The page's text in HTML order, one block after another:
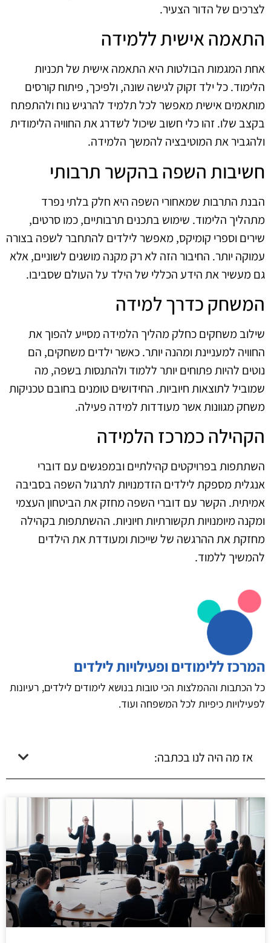
לצרכים של הדור הצעיר.
התאמה אישית ללמידה
אחת המגמות הבולטות היא התאמה אישית של תכניות
הלימוד. כל ילד זקוק לגישה שונה, ולפיכך, פיתוח קורסים
מותאמים אישית מאפשר לכל תלמיד להרגיש נוח ולהתפתח
בקצב שלו. זהו כלי חשוב שיכול לשדרג את החוויה הלימודית
ולהגביר את המוטיבציה להמשך הלמידה.
חשיבות השפה בהקשר תרבותי
הבנת התרבות שמאחורי השפה היא חלק בלתי נפרד
מתהליך הלימוד. שימוש בתכנים תרבותיים, כמו סרטים,
שירים וספרי קומיקס, מאפשר לילדים להתחבר לשפה בצורה
עמוקה יותר. החיבור הזה לא רק מקנה מושגים לשוניים, אלא
גם מעשיר את הידע הכללי של הילד על העולם שסביבו.
המשחק כדרך למידה
שילוב משחקים כחלק מהליך הלמידה מסייע להפוך את
החוויה למעניינת ומהנה יותר. כאשר ילדים משחקים, הם
נוטים להיות פתוחים יותר ללמוד ולהתנסות בשפה, מה
שמוביל לתוצאות חיוביות. החידושים טומנים בחובם טכניקות
משחק מגוונות אשר מעודדות למידה פעילה.
הקהילה כמרכז הלמידה
השתתפות בפרויקטים קהילתיים ובמפגשים עם דוברי
אנגלית מספקת לילדים הזדמנויות לתרגול השפה בסביבה
אמיתית. הקשר עם דוברי השפה מחזק את הביטחון העצמי
ומקנה מיומנויות תקשורתיות חיוניות. ההשתתפות בקהילה
מחזקת את ההרגשה של שייכות ומעודדת את הילדים
להמשיך ללמוד.
המרכז ללימודים ופעילויות לילדים
כל הכתבות וההמלצות הכי טובות בנושא לימודים לילדים, רעיונות
לפעילויות כיפיות לכל המשפחה ועוד.
אז מה היה לנו בכתבה: